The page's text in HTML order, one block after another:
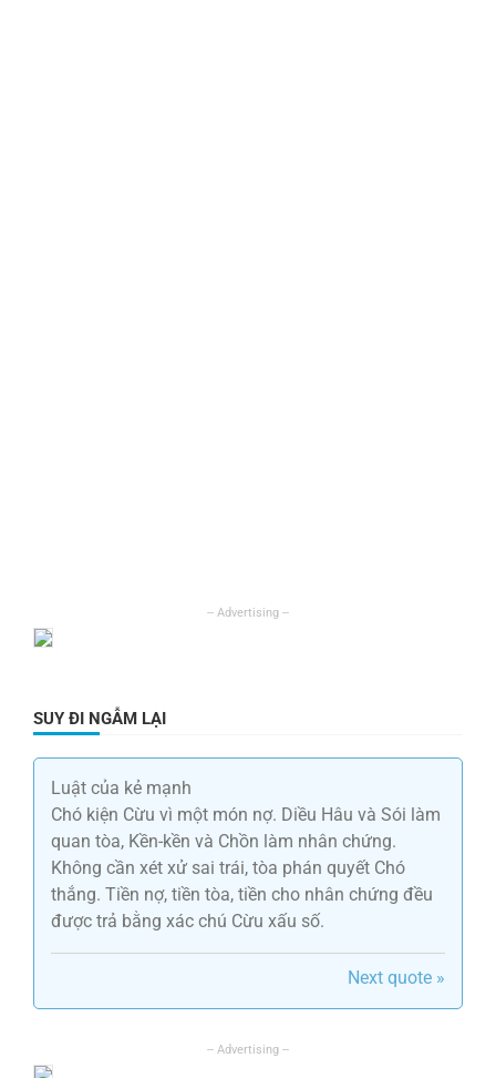
SUY ĐI NGẪM LẠI
Luật của kẻ mạnh
Chó kiện Cừu vì một món nợ. Diều Hâu và Sói làm
quan tòa, Kền-kền và Chồn làm nhân chứng.
Không cần xét xử sai trái, tòa phán quyết Chó
thắng. Tiền nợ, tiền tòa, tiền cho nhân chứng đều
được trả bằng xác chú Cừu xấu số.
Next quote »